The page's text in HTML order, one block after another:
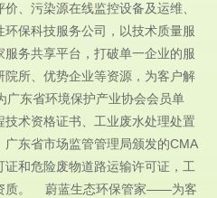
、污染源在线监控设备及运维、
保科技服务公司，以技术质量服
务共享平台，打破单一企业的服
所、优势企业等资源，为客户解
东省环境保护产业协会会员单
术资格证书、工业废水处理处置
东省市场监管管理局颁发的CMA
和危险废物道路运输许可证，工
质。 蔚蓝生态环保管家——为客